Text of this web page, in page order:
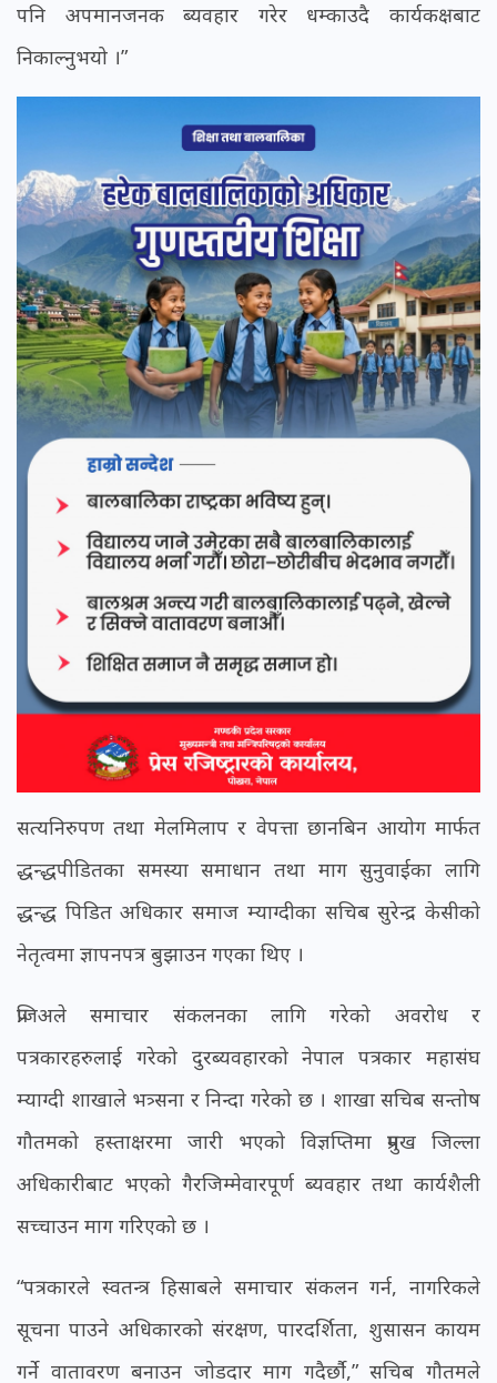
पनि अपमानजनक ब्यवहार गरेर धम्काउदै कार्यकक्षबाट
निकाल्नुभयो ।”
सत्यनिरुपण तथा मेलमिलाप र वेपत्ता छानबिन आयोग मार्फत
द्धन्द्धपीडितका समस्या समाधान तथा माग सुनुवाईका लागि
द्धन्द्ध पिडित अधिकार समाज म्याग्दीका सचिब सुरेन्द्र केसीको
नेतृत्वमा ज्ञापनपत्र बुझाउन गएका थिए ।
प्रजिअले समाचार संकलनका लागि गरेको अवरोध र
पत्रकारहरुलाई गरेको दुरब्यवहारको नेपाल पत्रकार महासंघ
म्याग्दी शाखाले भत्र्सना र निन्दा गरेको छ । शाखा सचिब सन्तोष
गौतमको हस्ताक्षरमा जारी भएको विज्ञप्तिमा प्रमुख जिल्ला
अधिकारीबाट भएको गैरजिम्मेवारपूर्ण ब्यवहार तथा कार्यशैली
सच्चाउन माग गरिएको छ ।
“पत्रकारले स्वतन्त्र हिसाबले समाचार संकलन गर्न, नागरिकले
सूचना पाउने अधिकारको संरक्षण, पारदर्शिता, शुसासन कायम
गर्ने वातावरण बनाउन जोडदार माग गदैर्छौ,” सचिब गौतमले